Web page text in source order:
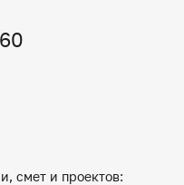
смет и проектов: